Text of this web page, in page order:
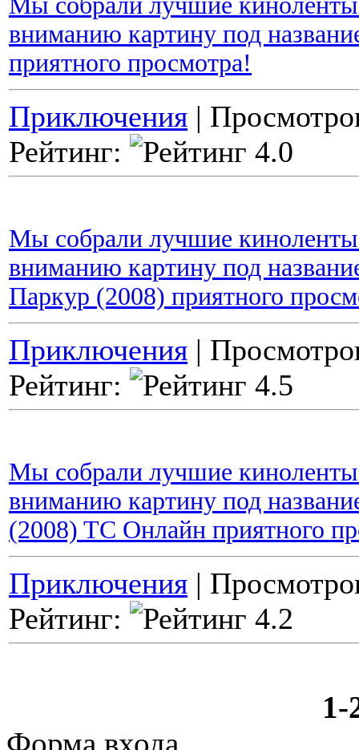
вниманию картину под
приятного просмотра!
Приключения |
Рейтинг:
Мы собрали лучшие киноленты
вниманию картину под
Паркур (2008) приятного
Приключения |
Рейтинг:
Мы собрали лучшие киноленты
вниманию картину под
(2008) TC Онлайн приятного
Приключения |
Рейтинг:
1-
Форма входа